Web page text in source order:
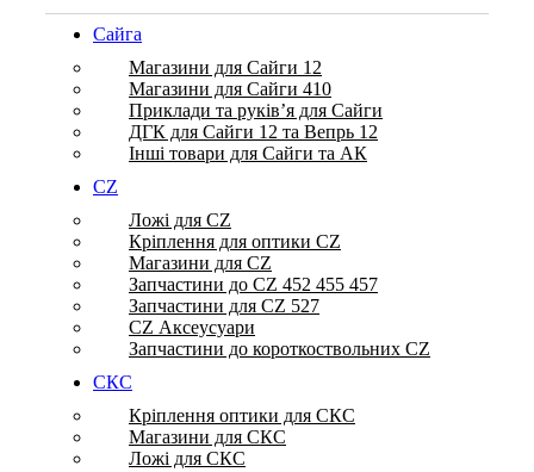
Сайга
Магазини для Сайги 12
Магазини для Сайги 410
Приклади та руків’я для Сайги
ДГК для Сайги 12 та Вепрь 12
Інші товари для Сайги та АК
CZ
Ложі для CZ
Кріплення для оптики CZ
Магазини для CZ
Запчастини до CZ 452 455 457
Запчастини для CZ 527
CZ Аксеусуари
Запчастини до короткоствольних CZ
СКС
Кріплення оптики для СКС
Магазини для СКС
Ложі для СКС